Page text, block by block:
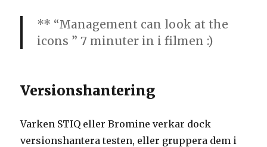
** “Management can look at the
icons ” 7 minuter in i filmen :)
Versionshantering
Varken STIQ eller Bromine verkar dock
versionshantera testen, eller gruppera dem i